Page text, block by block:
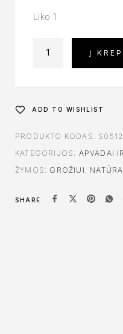
Liko 1
Į
ADD TO WISHLIST
PRODUKTO KODAS:
KATEGORIJOS: APVADAI
ŽYMOS: GROŽIUI
SHARE